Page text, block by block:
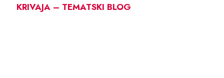
KRIVAJA – TEMATSKI BLOG